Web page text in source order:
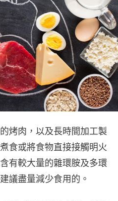
烤肉，以及長時間加工製
食或將食物直接接觸明火
有較大量的雜環胺及多環
議盡量減少食用的。